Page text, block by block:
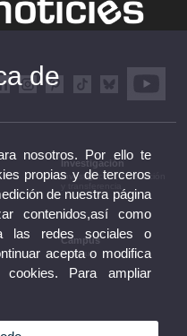
Investigación
Investigación, innovación
Campus
Campus
de
nosotros. Por ello te
propias y de terceros
de nuestra página
contenidos,así como
a las redes sociales o
acepta o modifica
Para ampliar